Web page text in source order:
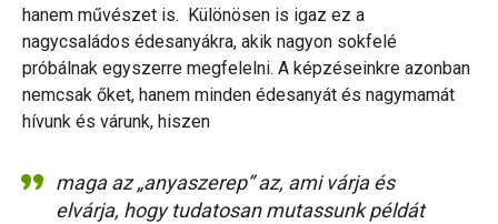
hanem művészet is. Különösen is igaz ez a
nagycsaládos édesanyákra, akik nagyon sokfelé
próbálnak egyszerre megfelelni. A képzéseinkre azonban
nemcsak őket, hanem minden édesanyát és nagymamát
hívunk és várunk, hiszen
maga az „anyaszerep” az, ami várja és
elvárja, hogy tudatosan mutassunk példát